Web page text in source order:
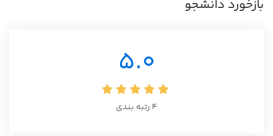
در برنامه نویسی هم دستی بر آتش دارم که به زودی
خیلی دوست دارم به افراد و سازمان‌ها در توسعه مهارت
نرم و رشد فردی کمک کنم.
بازخورد دانشجو
5.0
4 رتبه بندی